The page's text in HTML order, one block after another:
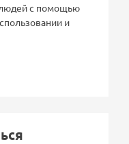
людей с помощью
и